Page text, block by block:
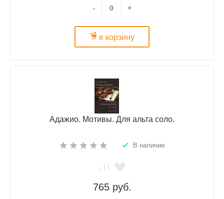
- +
в корзину
Адажио. Мотивы. Для альта соло.
В наличии
765 руб.